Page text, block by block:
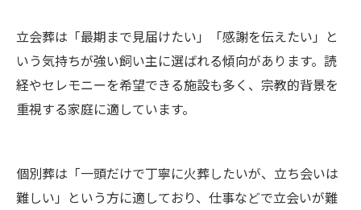
立会葬は「最期まで見届けたい」「感謝を伝えたい」と
いう気持ちが強い飼い主に選ばれる傾向があります。読
経やセレモニーを希望できる施設も多く、宗教的背景を
重視する家庭に適しています。
個別葬は「一頭だけで丁寧に火葬したいが、立ち会いは
難しい」という方に適しており、仕事などで立会いが難